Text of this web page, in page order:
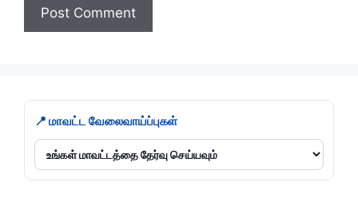
📍 மாவட்ட வேலைவாய்ப்புகள்